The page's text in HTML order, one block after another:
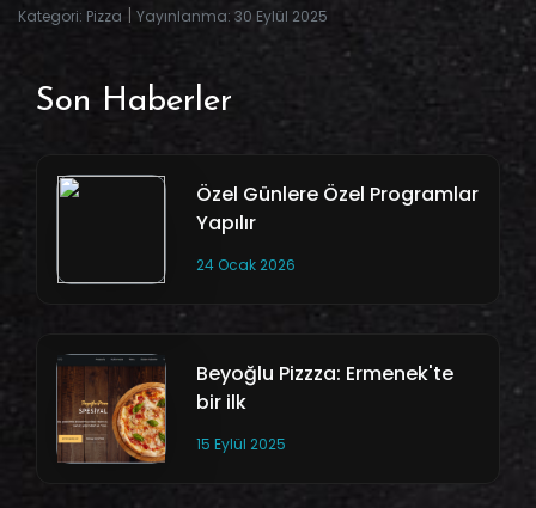
Kategori: Pizza | Yayınlanma: 30 Eylül 2025
Son Haberler
Özel Günlere Özel Programlar
Yapılır
24 Ocak 2026
Beyoğlu Pizzza: Ermenek'te
bir ilk
15 Eylül 2025